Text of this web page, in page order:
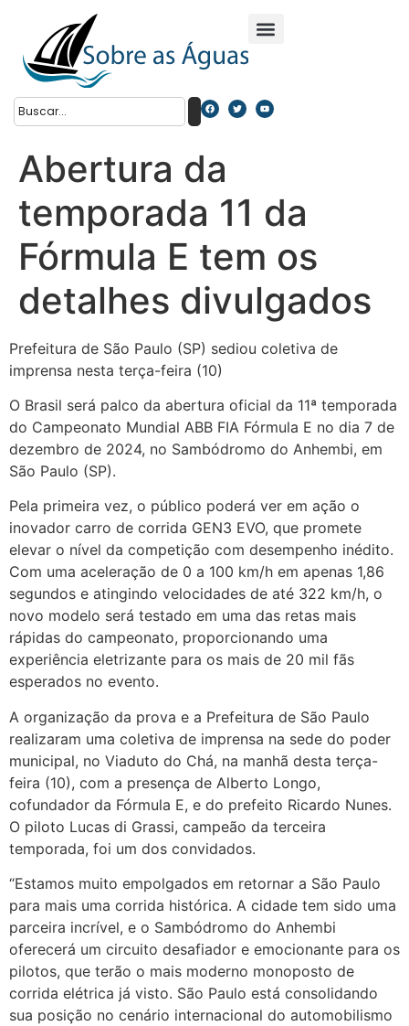
Abertura da
temporada 11 da
Fórmula E tem os
detalhes divulgados
Prefeitura de São Paulo (SP) sediou coletiva de
imprensa nesta terça-feira (10)
O Brasil será palco da abertura oficial da 11ª temporada
do Campeonato Mundial ABB FIA Fórmula E no dia 7 de
dezembro de 2024, no Sambódromo do Anhembi, em
São Paulo (SP).
Pela primeira vez, o público poderá ver em ação o
inovador carro de corrida GEN3 EVO, que promete
elevar o nível da competição com desempenho inédito.
Com uma aceleração de 0 a 100 km/h em apenas 1,86
segundos e atingindo velocidades de até 322 km/h, o
novo modelo será testado em uma das retas mais
rápidas do campeonato, proporcionando uma
experiência eletrizante para os mais de 20 mil fãs
esperados no evento.
A organização da prova e a Prefeitura de São Paulo
realizaram uma coletiva de imprensa na sede do poder
municipal, no Viaduto do Chá, na manhã desta terça-
feira (10), com a presença de Alberto Longo,
cofundador da Fórmula E, e do prefeito Ricardo Nunes.
O piloto Lucas di Grassi, campeão da terceira
temporada, foi um dos convidados.
“Estamos muito empolgados em retornar a São Paulo
para mais uma corrida histórica. A cidade tem sido uma
parceira incrível, e o Sambódromo do Anhembi
oferecerá um circuito desafiador e emocionante para os
pilotos, que terão o mais moderno monoposto de
corrida elétrica já visto. São Paulo está consolidando
sua posição no cenário internacional do automobilismo